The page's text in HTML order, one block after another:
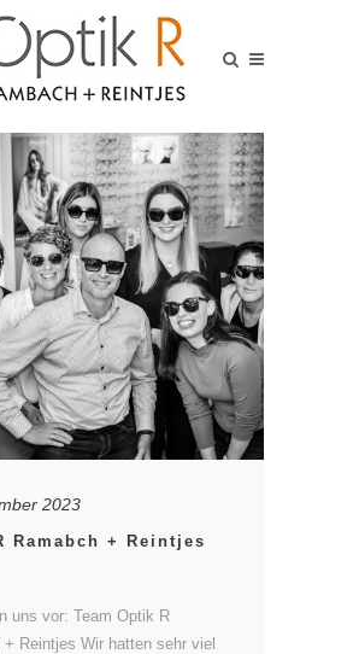
2023
Ramabch + Reintjes
uns vor: Team Optik R
+ Reintjes Wir hatten sehr viel